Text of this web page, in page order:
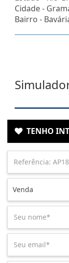
Cidade -
Bairro -
TENHO
Venda